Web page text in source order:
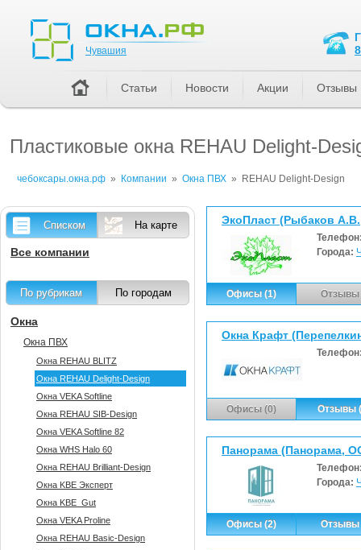
Пластиковые окна REHAU Delight-
чебоксары.окна.рф » Компании » Окна ПВХ » REHAU Delight-Design
ЭкоПласт (Рыбаков
Города:
Офисы (1) Отзывы
Окна Крафт
Офисы (0) Отзывы
Панорама (Панорама,
Города:
Офисы (2) Отзывы
Списком На карте
Все компании
По рубрикам По городам
Окна
Окна ПВХ
Окна REHAU BLITZ
Окна REHAU Delight-Design
Окна VEKA Softline
Окна REHAU SIB-Design
Окна VEKA Softline 82
Окна WHS Halo 60
Окна REHAU Brilliant-Design
Окна KBE Эксперт
Окна KBE_Gut
Окна VEKA Proline
Окна REHAU Basic-Design
Чувашия
Статьи Новости Акции Отзывы